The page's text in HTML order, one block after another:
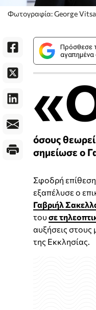
Φωτογραφία: George
Πρόσθεσε
αγαπημένα
όσους
σημείωσε ο
Σφοδρή
εξαπέλυσε ο
Γαβριήλ
τουσε
αυξήσεις
της Εκκλησίας.